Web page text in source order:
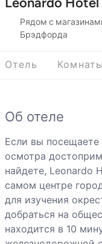
Рядом с
Брэдфорда
Отель Комнаты
Об отеле
Если вы
осмотра
найдете, Leonardo
самом центре
для изучения
добраться на
находится в 10